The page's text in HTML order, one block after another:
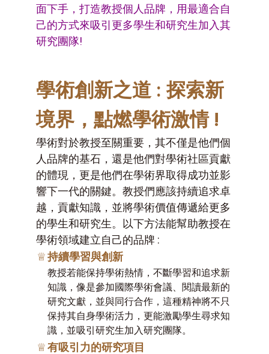
面下手，打造教授個人品牌，用最適合自
己的方式來吸引更多學生和研究生加入其
研究團隊!
學術創新之道 : 探索新
境界，點燃學術激情 !
學術對於教授至關重要，其不僅是他們個
人品牌的基石，還是他們對學術社區貢獻
的體現，更是他們在學術界取得成功並影
響下一代的關鍵。教授們應該持續追求卓
越，貢獻知識，並將學術價值傳遞給更多
的學生和研究生。以下方法能幫助教授在
學術領域建立自己的品牌 :
♕持續學習與創新
教授若能保持學術熱情，不斷學習和追求新
知識，像是參加國際學術會議、閱讀最新的
研究文獻，並與同行合作，這種精神將不只
保持其自身學術活力，更能激勵學生尋求知
識，並吸引研究生加入研究團隊。
♕有吸引力的研究項目